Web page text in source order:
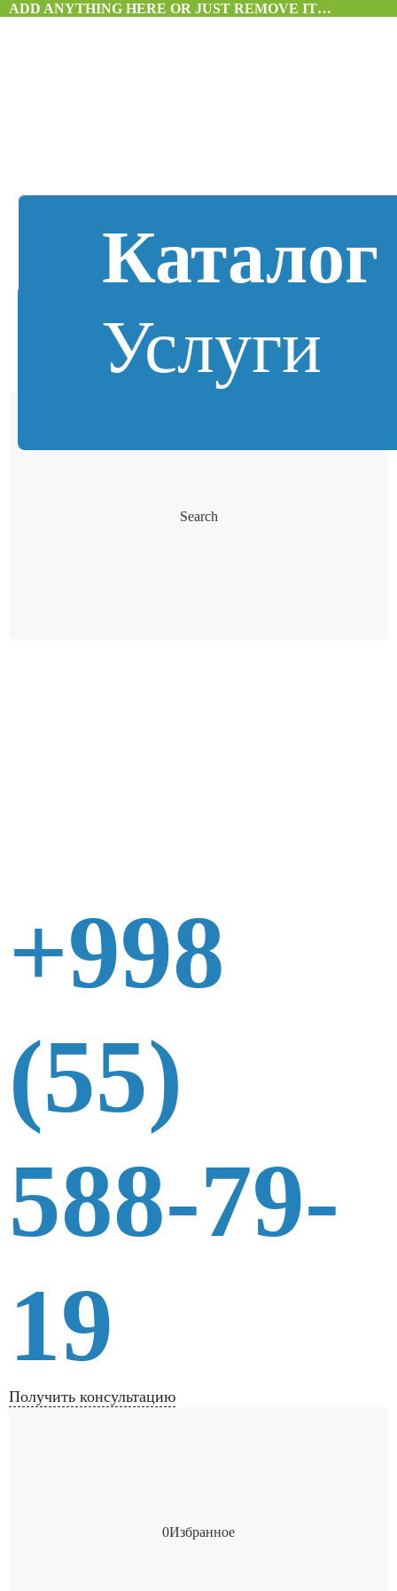
ADD ANYTHING HERE OR JUST REMOVE IT…
Каталог
Услуги
Search
+998
(55)
588-79-
19
Получить консультацию
0Избранное